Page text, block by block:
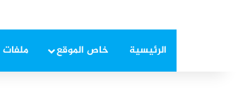
الرئيسية خاص الموقع